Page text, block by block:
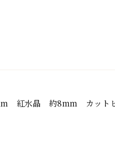
紅水晶 約8mm カット